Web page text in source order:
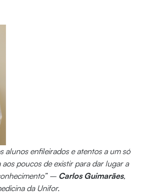
alunos enfileirados e atentos a um só
poucos de existir para dar lugar a
– Carlos Guimarães,
da Unifor.